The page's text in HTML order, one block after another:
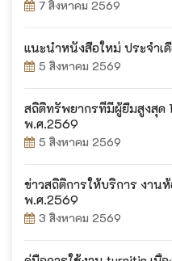
7 สิงหาคม 2569
แนะนำหนังสือใหม่ ประจำเ
5 สิงหาคม 2569
สถิติทรัพยากรที่มีผู้ยืมสูงสุด
พ.ศ.2569
5 สิงหาคม 2569
ข่าวสถิติการให้บริการ งาน
พ.ศ.2569
3 สิงหาคม 2569